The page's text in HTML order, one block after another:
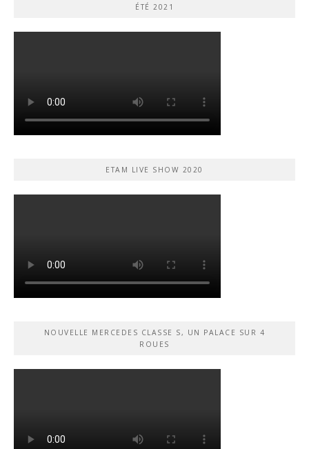
ÉTÉ 2021
ETAM LIVE SHOW 2020
NOUVELLE MERCEDES CLASSE S, UN PALACE SUR 4
ROUES